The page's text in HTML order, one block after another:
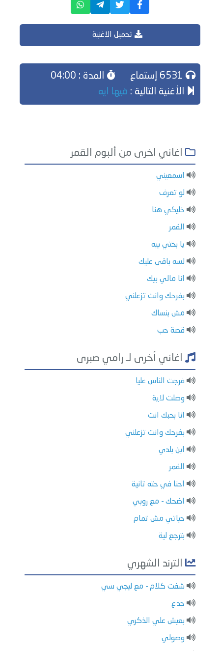
تحميل الاغنية
المدة : 04:00
الأغنية التالية : فيها ايه
اغاني اخرى من ألبوم القمر
اسمعيني
لو تعرف
خليكي هنا
القمر
يا بختي بيه
لسه باقى عليك
انا مالي بيك
بفرحك وانت تزعلني
مش بنساك
قصة حب
اغاني أخرى لـ رامي صبرى
فرجت الناس عليا
وصلت لاية
انا بحبك انت
بفرحك وانت تزعلني
ابن بلدي
القمر
احنا في حته تانية
اضحك - مع روبي
حياتي مش تمام
بترجع لية
الترند الشهري
شفت كلام - مع ليجي سي
جدع
بعيش علي الذكري
وصولي